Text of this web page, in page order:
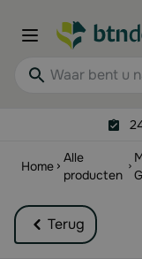
Waar bent u naar
Home
Alle
producten
Terug